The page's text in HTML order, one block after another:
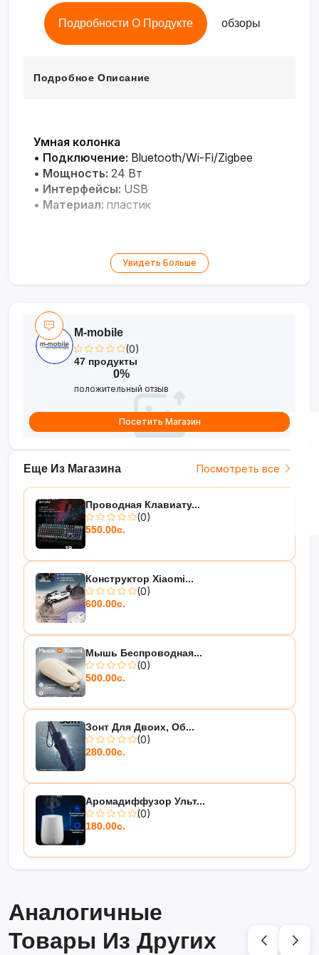
Подробности О Продукте обзоры
Подробное Описание
Умная колонка
• Подключение: Bluetooth/Wi-Fi/Zigbee
• Мощность: 24 Вт
• Интерфейсы: USB
• Материал: пластик
Увидеть Больше
Еще Из Магазина Посмотреть все
Проводная Клавиату...
(0)
550.00с.
Конструктор Xiaomi...
(0)
600.00с.
Мышь Беспроводная...
(0)
500.00с.
Зонт Для Двоих, Об...
(0)
280.00с.
Аромадиффузор Ульт...
(0)
180.00с.
M-mobile
(0)
47 продукты
0%
положительный отзыв
Посетить Магазин
Аналогичные
Товары Из Других